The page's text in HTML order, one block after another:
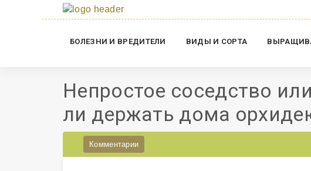
БОЛЕЗНИ И ВРЕДИТЕЛИ ВИДЫ И СОРТА
Непростое соседство
ли держать дома
Комментарии